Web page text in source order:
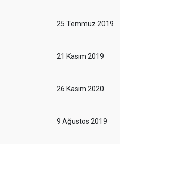
25 Temmuz 2019
21 Kasım 2019
26 Kasım 2020
9 Ağustos 2019